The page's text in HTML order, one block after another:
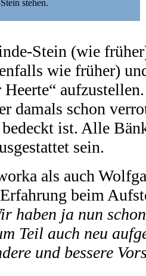
stehen.
Stein (wie
wie früher)
damals schon
ist. Alle
sein.
als auch
beim
haben ja nun
Teil auch neu
und bessere